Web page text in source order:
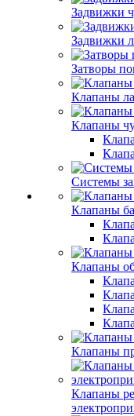
Задвижки
Задвижки
Затворы
Клапаны
Клапаны
Системы
Клапаны
Клапаны
Клапаны
Клапаны